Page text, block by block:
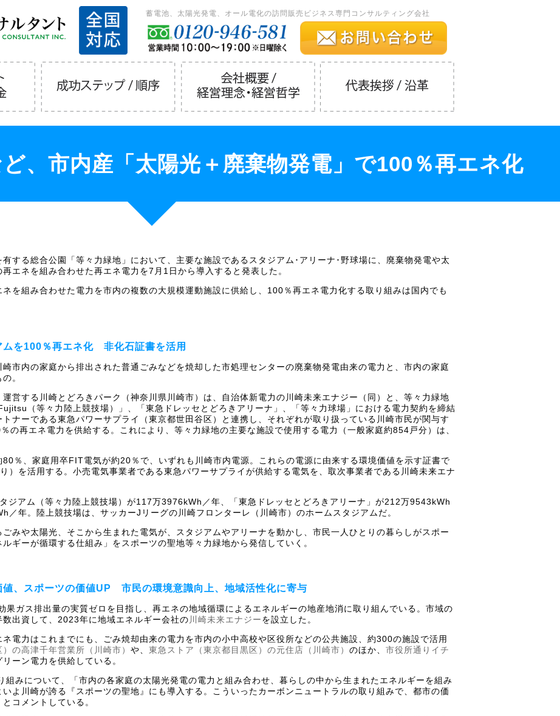
蓄電池、太陽光発電、オール電化の訪問販売ビジネス専門コンサルティング会社
、市内産「太陽光＋廃棄物発電」で100％再エネ化
する総合公園「等々力緑地」において、主要な施設であるスタジアム･アリーナ･野球場に、廃棄物発電や太
エネを組み合わせた再エネ電力を7月1日から導入すると発表した。
を組み合わせた電力を市内の複数の大規模運動施設に供給し、100％再エネ電力化する取り組みは国内でも
ムを100％再エネ化 非化石証書を活用
市内の家庭から排出された普通ごみなどを焼却した市処理センターの廃棄物発電由来の電力と、市内の家庭
。
営する川崎とどろきパーク（神奈川県川崎市）は、自治体新電力の川崎未来エナジー（同）と、等々力緑地
（等々力陸上競技場）」、「東急ドレッセとどろきアリーナ」、「等々力球場」における電力契約を締結
ナーである東急パワーサプライ（東京都世田谷区）と連携し、それぞれが取り扱っている川崎市民が関与す
の再エネ電力を供給する。これにより、等々力緑地の主要な施設で使用する電力（一般家庭約854戸分）は、
％、家庭用卒FIT電気が約20％で、いずれも川崎市内電源。これらの電源に由来する環境価値を示す証書で
）を活用する。小売電気事業者である東急パワーサプライが供給する電気を、取次事業者である川崎未来エナ
ジアム（等々力陸上競技場）が117万3976kWh／年、「東急ドレッセとどろきアリーナ」が212万9543kWh
／年。陸上競技場は、サッカーJリーグの川崎フロンターレ（川崎市）のホームスタジアムだ。
みや太陽光、そこから生まれた電気が、スタジアムやアリーナを動かし、市民一人ひとりの暮らしがスポー
ギーが循環する仕組み」をスポーツの聖地等々力緑地から発信していく。
値、スポーツの価値UP 市民の環境意識向上、地域活性化に寄与
果ガス排出量の実質ゼロを目指し、再エネの地域循環によるエネルギーの地産地消に取り組んでいる。市域の
出資して、2023年に地域エネルギー会社の 川崎未来エナジーを設立した。
電力はこれまでにも、ごみ焼却由来の電力を市内の小中高校や区役所などの公共施設、約300の施設で活用
の高津千年営業所（川崎市） や、 東急ストア（東京都目黒区）の元住店（川崎市） のほか、 市役所通りイチ
ーン電力を供給している。
組みについて、「市内の各家庭の太陽光発電の電力と組み合わせ、暮らしの中から生まれたエネルギーを組み
よ川崎が誇る『スポーツの聖地』にも導入する。こういったカーボンニュートラルの取り組みで、都市の価
コメントしている。